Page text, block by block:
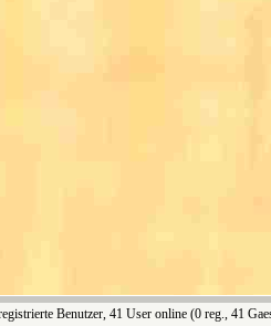
Benutzer, 41 User online (0 reg., 41